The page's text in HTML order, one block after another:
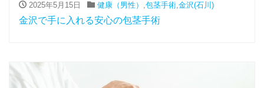
2025年5月15日 健康（男性） ,包茎手術,金沢(石川)
金沢で手に入れる安心の包茎手術